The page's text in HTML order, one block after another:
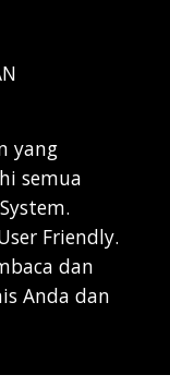
yang
semua
Friendly.
dan
Anda dan